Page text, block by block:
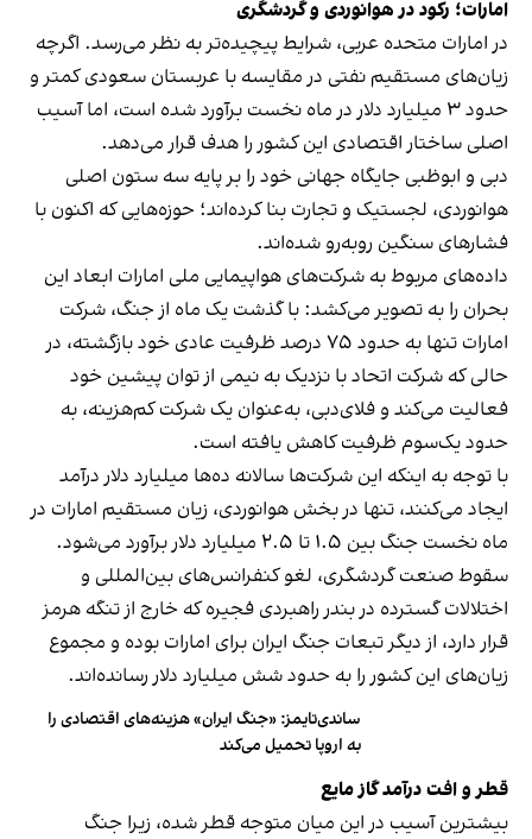
امارات؛ رکود در هوانوردی و گردشگری
در امارات متحده عربی، شرایط پیچیده‌تر به نظر می‌رسد. اگرچه
زیان‌های مستقیم نفتی در مقایسه با عربستان سعودی کمتر و
حدود ۳ میلیارد دلار در ماه نخست برآورد شده است، اما آسیب
اصلی ساختار اقتصادی این کشور را هدف قرار می‌دهد.
دبی و ابوظبی جایگاه جهانی خود را بر پایه سه ستون اصلی
هوانوردی، لجستیک و تجارت بنا کرده‌اند؛ حوزه‌هایی که اکنون با
فشارهای سنگین روبه‌رو شده‌اند.
داده‌های مربوط به شرکت‌های هواپیمایی ملی امارات ابعاد این
بحران را به تصویر می‌کشد: با گذشت یک ماه از جنگ، شرکت
امارات تنها به حدود ۷۵ درصد ظرفیت عادی خود بازگشته، در
حالی که شرکت اتحاد با نزدیک به نیمی از توان پیشین خود
فعالیت می‌کند و فلای‌دبی، به‌عنوان یک شرکت کم‌هزینه، به
حدود یک‌سوم ظرفیت کاهش یافته است.
با توجه به اینکه این شرکت‌ها سالانه ده‌ها میلیارد دلار درآمد
ایجاد می‌کنند، تنها در بخش هوانوردی، زیان مستقیم امارات در
ماه نخست جنگ بین ۱.۵ تا ۲.۵ میلیارد دلار برآورد می‌شود.
سقوط صنعت گردشگری، لغو کنفرانس‌های بین‌المللی و
اختلالات گسترده در بندر راهبردی فجیره که خارج از تنگه هرمز
قرار دارد، از دیگر تبعات جنگ ایران برای امارات بوده و مجموع
زیان‌های این کشور را به حدود شش میلیارد دلار رسانده‌اند.
ساندی‌تایمز: «جنگ ایران» هزینه‌های اقتصادی را
به اروپا تحمیل می‌کند
قطر و افت درآمد گاز مایع
بیشترین آسیب در این میان متوجه قطر شده، زیرا جنگ